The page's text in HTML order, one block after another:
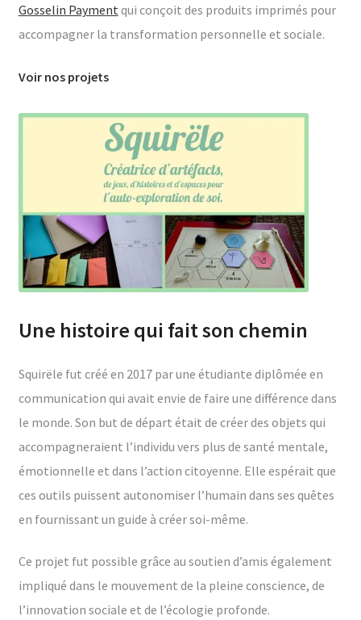
CONTACT
Gosselin Payment qui conçoit des produits imprimés pour
accompagner la transformation personnelle et sociale.
Voir nos projets
Une histoire qui fait son chemin
Squirële fut créé en 2017 par une étudiante diplômée en
communication qui avait envie de faire une différence dans
le monde. Son but de départ était de créer des objets qui
accompagneraient l’individu vers plus de santé mentale,
émotionnelle et dans l’action citoyenne. Elle espérait que
ces outils puissent autonomiser l’humain dans ses quêtes
en fournissant un guide à créer soi-même.
Ce projet fut possible grâce au soutien d’amis également
impliqué dans le mouvement de la pleine conscience, de
l’innovation sociale et de l’écologie profonde.